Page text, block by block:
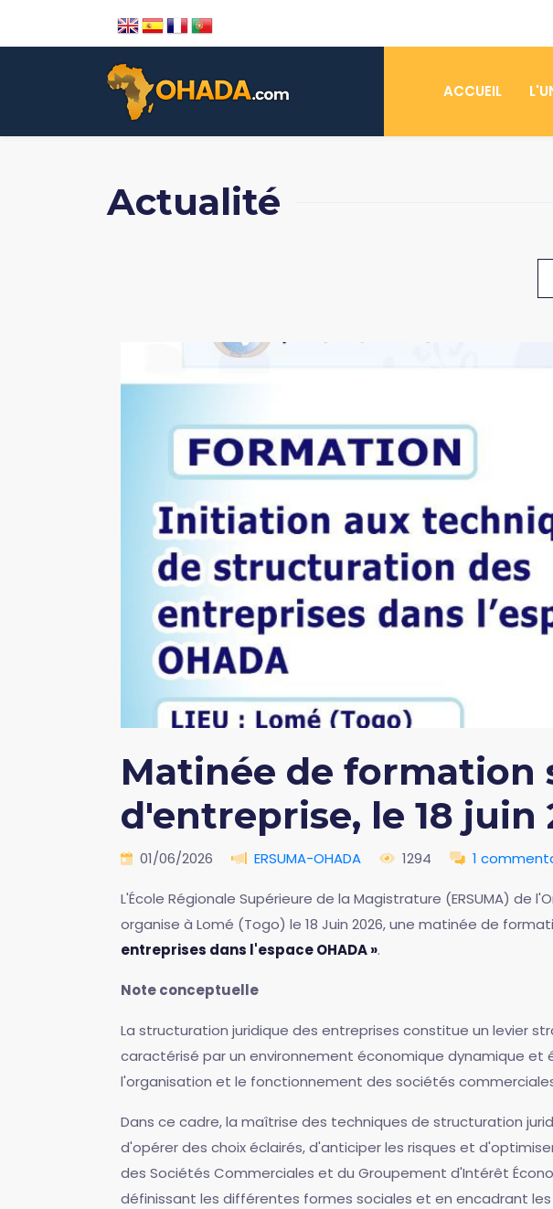
ACCUEIL
Actualité
Matinée de
d'entreprise, le 18 juin
01/06/2026 ERSUMA-OHADA 1294 1
L'École Régionale Supérieure de la Magistrature (ERSUMA) de
organise à Lomé (Togo) le 18 Juin 2026, une matinée de
entreprises dans l'espace OHADA ».
Note conceptuelle
La structuration juridique des entreprises constitue un levier
caractérisé par un environnement économique dynamique et
l'organisation et le fonctionnement des sociétés
Dans ce cadre, la maîtrise des techniques de structuration
d'opérer des choix éclairés, d'anticiper les risques et
des Sociétés Commerciales et du Groupement d'Intérêt
définissant les différentes formes sociales et en encadrant